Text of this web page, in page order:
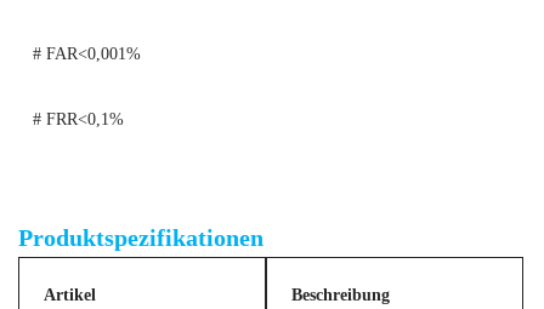
# FAR<0,001%
# FRR<0,1%
Produktspezifikationen
Artikel Beschreibung